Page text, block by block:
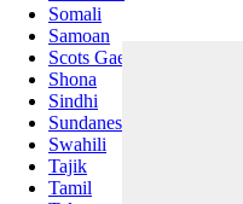
Somali
Samoan
Scots Gaelic
Shona
Sindhi
Sundanese
Swahili
Tajik
Tamil